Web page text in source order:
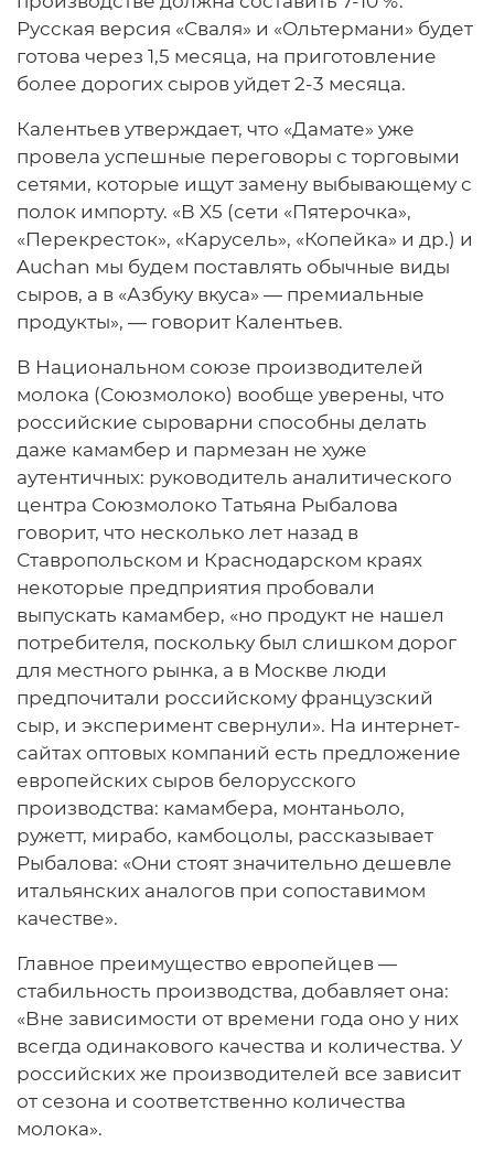
Русская версия «Сваля» и «Ольтермани» будет
готова через 1,5 месяца, на приготовление
более дорогих сыров уйдет 2-3 месяца.
Калентьев утверждает, что «Дамате» уже
провела успешные переговоры с торговыми
сетями, которые ищут замену выбывающему с
полок импорту. «В X5 (сети «Пятерочка»,
«Перекресток», «Карусель», «Копейка» и др.) и
Auchan мы будем поставлять обычные виды
сыров, а в «Азбуку вкуса» — премиальные
продукты», — говорит Калентьев.
В Национальном союзе производителей
молока (Союзмолоко) вообще уверены, что
российские сыроварни способны делать
даже камамбер и пармезан не хуже
аутентичных: руководитель аналитического
центра Союзмолоко Татьяна Рыбалова
говорит, что несколько лет назад в
Ставропольском и Краснодарском краях
некоторые предприятия пробовали
выпускать камамбер, «но продукт не нашел
потребителя, поскольку был слишком дорог
для местного рынка, а в Москве люди
предпочитали российскому французский
сыр, и эксперимент свернули». На интернет-
сайтах оптовых компаний есть предложение
европейских сыров белорусского
производства: камамбера, монтаньоло,
ружетт, мирабо, камбоцолы, рассказывает
Рыбалова: «Они стоят значительно дешевле
итальянских аналогов при сопоставимом
качестве».
Главное преимущество европейцев —
стабильность производства, добавляет она:
«Вне зависимости от времени года оно у них
всегда одинакового качества и количества. У
российских же производителей все зависит
от сезона и соответственно количества
молока».